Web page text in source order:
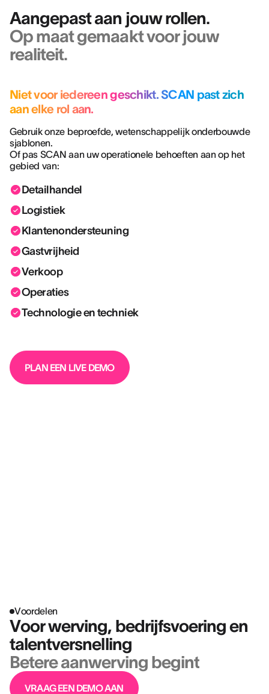
Aangepast aan jouw rollen.
Op maat gemaakt voor jouw
realiteit.
Niet voor iedereen geschikt. SCAN past zich
aan elke rol aan.
Gebruik onze beproefde, wetenschappelijk onderbouwde
sjablonen.
Of pas SCAN aan uw operationele behoeften aan op het
gebied van:
Detailhandel
Logistiek
Klantenondersteuning
Gastvrijheid
Verkoop
Operaties
Technologie en techniek
PLAN EEN LIVE DEMO
Voordelen
Voor werving, bedrijfsvoering en
talentversnelling
Betere aanwerving begint
VRAAG EEN DEMO AAN